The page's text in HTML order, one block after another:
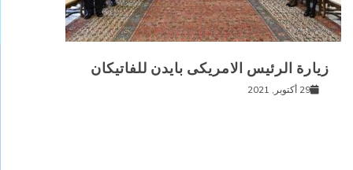
زيارة الرئيس الامريكى بايدن للفاتيكان
29 أكتوبر, 2021